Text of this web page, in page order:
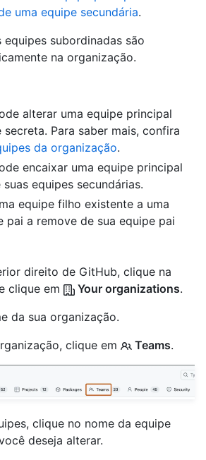
uma equipe secundária.
equipes subordinadas são
na organização.
alterar uma equipe principal
secreta. Para saber mais, confira
da organização.
encaixar uma equipe principal
equipes secundárias.
equipe filho existente a uma
pai a remove de sua equipe pai
direito de GitHub, clique na
clique em
Your organizations.
da sua organização.
clique em
Teams.
clique no nome da equipe
deseja alterar.